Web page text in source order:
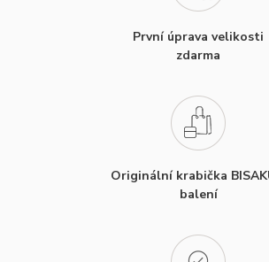
První úprava velikosti
zdarma
Originální krabička
balení